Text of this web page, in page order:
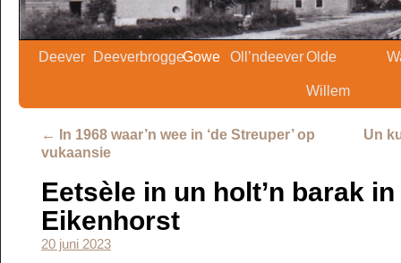
Deever DeeverbroggeGowe Oll’ndeeverOlde
Willem
←
In 1968 waar’n wee in ‘de Streuper’ op
vukaansie
Un
Eetsèle in un holt’n barak
Eikenhorst
20 juni 2023